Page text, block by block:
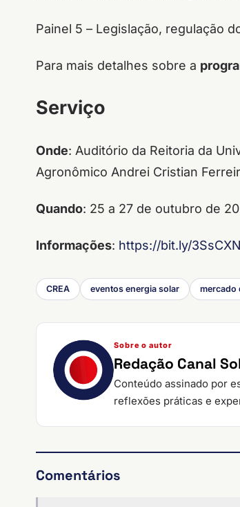
Painel 5 – Legislação, regulação
Para mais detalhes sobre a
Serviço
Onde: Auditório da Reitoria da
Agronômico Andrei Cristian
Quando: 25 a 27 de outubro de
Informações: https://bit.ly/
CREA eventos energia solar mercado
Sobre o autor
Redação Canal
Conteúdo assinado por
reflexões práticas e
Comentários